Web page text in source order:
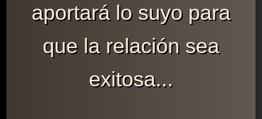
aportará lo suyo para
que la relación sea
exitosa...